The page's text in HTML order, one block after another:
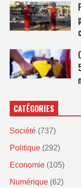
CATÉGORIES
Société (737)
Politique (292)
Economie (105)
Numérique (62)